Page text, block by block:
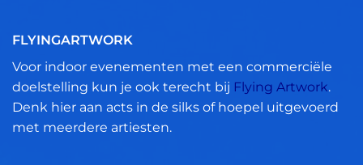
FLYINGARTWORK
Voor indoor evenementen met een commerciële
doelstelling kun je ook terecht bij Flying Artwork.
Denk hier aan acts in de silks of hoepel uitgevoerd
met meerdere artiesten.